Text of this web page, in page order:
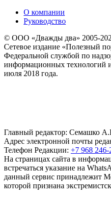
О компании
Руководство
© ООО «Дважды два» 2005-
Сетевое издание «Полезный
Федеральной службой по
информационных технологий
июля 2018 года.
Главный редактор: Семашко
Адрес электронной почты
Телефон Редакции: +7 968 246-
На страницах сайта в
встречаться указание на
данный сервис принадлежит
которой признана